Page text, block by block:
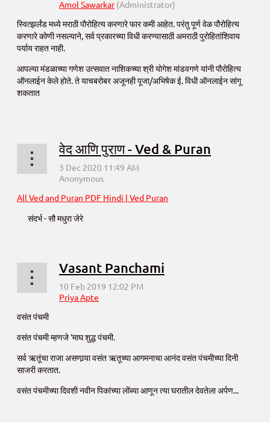
स्वित्झर्लंड मध्ये मराठी पौरोहित्य करणारे फार कमी आहेत. परंतु पूर्ण वेळ पौरोहित्य
करणारे कोणी नसल्याने, सर्व प्रकारच्या विधी करण्यासाठी अमराठी पुरोहितांशिवाय
पर्याय राहत नाही.
आपल्या मंडळाच्या गणेश उत्सवात नाशिकच्या श्री योगेश मांडवगणे यांनी पौरोहित्य
ऑनलाईन केले होते. ते याचबरोबर अजूनही पूजा/अभिषेक ई. विधी ऑनलाईन सांगू
शकतात
वेद आणि पुराण - Ved & Puran
All Ved and Puran PDF Hindi | Ved Puran
संदर्भ - सौ मधुरा जेरे
Vasant Panchami
वसंत पंचमी
वसंत पंचमी म्हणजे ‘माघ शुद्ध पंचमी.
सर्व ऋतूंचा राजा असणार्‍या वसंत ऋतूच्या आगमनाचा आनंद वसंत पंचमीच्या दिनी
साजरी करतात.
वसंत पंचमीच्या दिवशी नवीन पिकांच्या लोंब्या आणून त्या घरातील देवतेला अर्पण...